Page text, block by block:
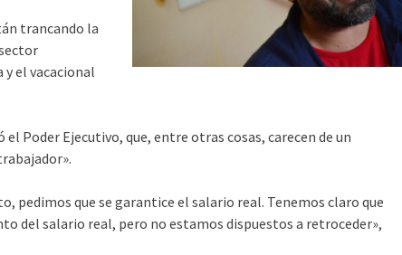
trancando la
el vacacional
Poder Ejecutivo, que, entre otras cosas, carecen de un
pedimos que se garantice el salario real. Tenemos claro que
del salario real, pero no estamos dispuestos a retroceder»,